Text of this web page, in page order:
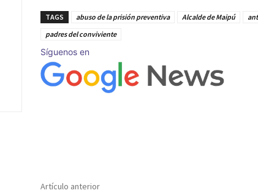
TAGS abuso de la prisión preventiva Alcalde de Maipú
padres del conviviente
Síguenos en
Artículo anterior